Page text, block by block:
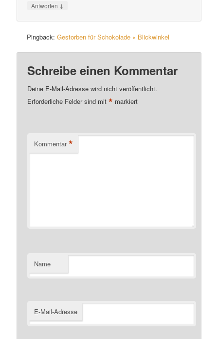
Antworten ↓
Pingback:Gestorben für Schokolade « Blickwinkel
Schreibe einen Kommentar
Deine E-Mail-Adresse wird nicht veröffentlicht.
Erforderliche Felder sind mit* markiert
Kommentar *
Name
E-Mail-Adresse